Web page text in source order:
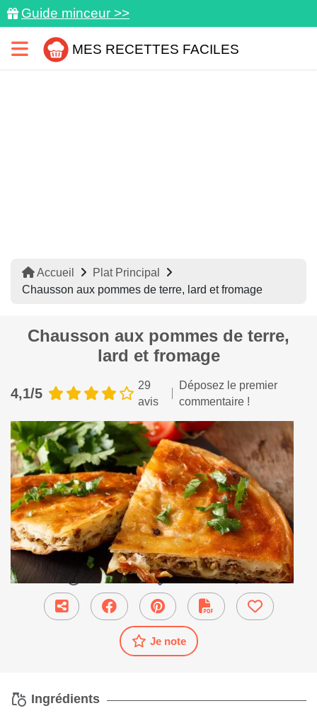
Guide minceur >>
MES RECETTES FACILES
Accueil
Plat Principal
Chausson aux pommes de terre, lard et fromage
Chausson aux pommes de terre,
lard et fromage
4,1/5
29
avis
Déposez le premier
commentaire !
35 min ● Plat Principal
Je note
Ingrédients